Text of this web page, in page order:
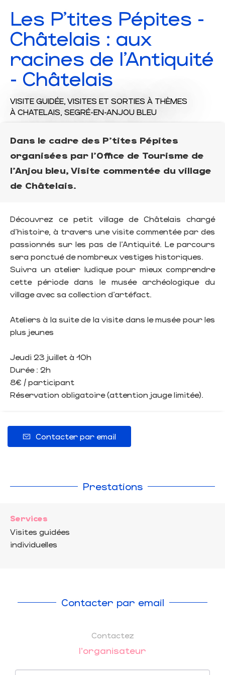
Les P'tites Pépites -
Châtelais : aux
racines de l'Antiquité
- Châtelais
VISITE GUIDÉE, VISITES ET SORTIES À THÈMES
À CHATELAIS, SEGRÉ-EN-ANJOU BLEU
Dans le cadre des P'tites Pépites
organisées par l'Office de Tourisme de
l'Anjou bleu, Visite commentée du village
de Châtelais.
Découvrez ce petit village de Châtelais chargé
d’histoire, à travers une visite commentée par des
passionnés sur les pas de l’Antiquité. Le parcours
sera ponctué de nombreux vestiges historiques.
Suivra un atelier ludique pour mieux comprendre
cette période dans le musée archéologique du
village avec sa collection d’artéfact.
Ateliers à la suite de la visite dans le musée pour les
plus jeunes
Jeudi 23 juillet à 10h
Durée : 2h
8€ / participant
Réservation obligatoire (attention jauge limitée).
Contacter par email
Prestations
Services
Visites guidées
individuelles
Contacter par email
Contactez
l'organisateur